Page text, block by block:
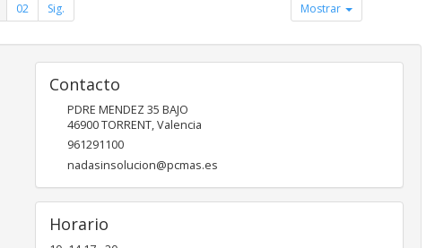
02 Sig. Mostrar
Contacto
PDRE MENDEZ 35 BAJO
46900TORRENT,Valencia
961291100
nadasinsolucion@pcmas.es
Horario